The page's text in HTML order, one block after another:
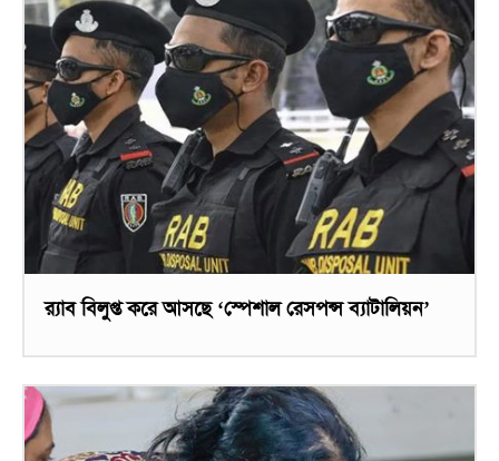
র‌্যাব বিলুপ্ত করে আসছে ‘স্পেশাল রেসপন্স ব্যাটালিয়ন’